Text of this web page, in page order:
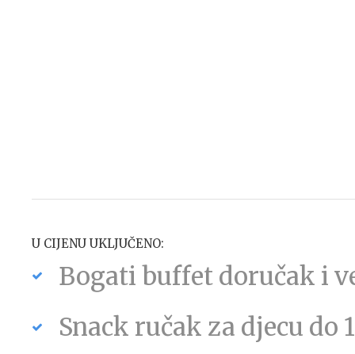
U CIJENU UKLJUČENO:
Bogati buffet doručak i
Snack ručak za djecu